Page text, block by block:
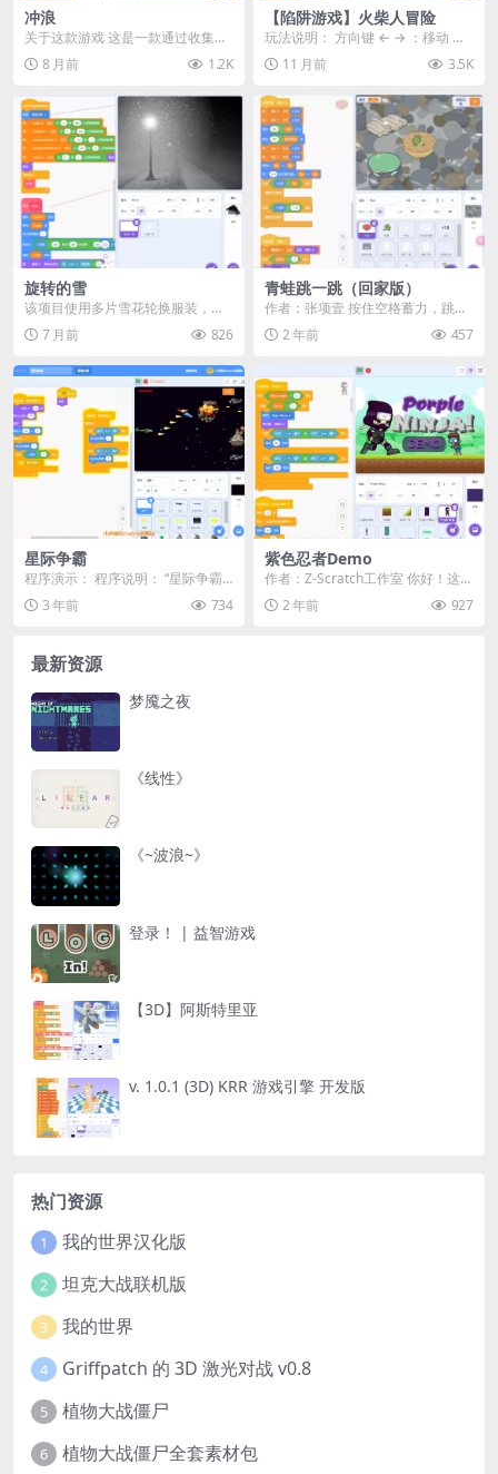
冲浪
关于这款游戏 这是一款通过收集各
种道具、跳跃躲避障碍、并竞争分
数的冲浪游戏。 收...
8 月前 1.2K
【陷阱游戏】火柴人冒险
玩法说明： 方向键 ← → ：移动 方
向键 ↓ ：下蹲 空格键 ：跳跃目标
是到达...
11 月前 3.5K
旋转的雪
该项目使用多片雪花轮换服装，用
相对较少的克隆体实现大量旋转雪
花。7 月前 826
青蛙跳一跳（回家版）
作者：张项壹 按住空格蓄力，跳向
下一个漂流在小溪上的碗跳中中心
有额外加分哦! 分...
2 年前 457
星际争霸
程序演示： 程序说明： “星际争霸”
是一个基于Scrat...
3 年前 734
紫色忍者Demo
作者：Z-Scratch工作室 你好！这是
来自Z-Scratch工作室的最新游戏...
2 年前 927
最新资源
梦魇之夜
《线性》
《~波浪~》
登录！ | 益智游戏
【3D】阿斯特里亚
v. 1.0.1 (3D) KRR 游戏引擎 开发版
热门资源
1 我的世界汉化版
2 坦克大战联机版
3 我的世界
4 Griffpatch 的 3D 激光对战 v0.8
5 植物大战僵尸
6 植物大战僵尸全套素材包